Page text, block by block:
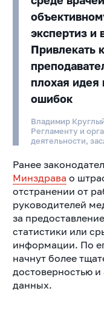
экспертиз и
Привлекать
плохая идея
ошибок
Владимир
Регламенту и
деятельности,
Ранее
Минздрава о
отстранении от
руководителей
за
статистики или
информации. По
начнут более
достоверностью
данных.